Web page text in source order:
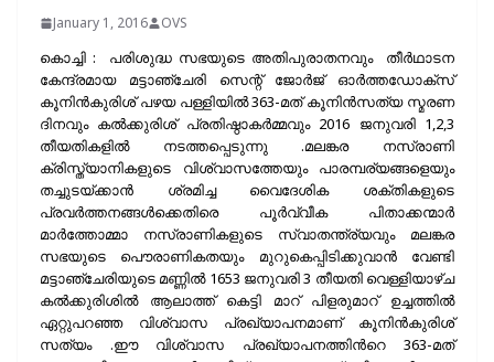
January 1, 2016 OVS
കൊച്ചി : പരിശുദ്ധ സഭയുടെ അതിപുരാതനവും തീര്‍ഥാടന
കേന്ദ്രമായ മട്ടാഞ്ചേരി സെന്റ് ജോര്‍ജ് ഓര്‍ത്തഡോക്സ്
കൂനിന്‍കുരിശ് പഴയ പള്ളിയില്‍ 363-മത് കൂനിന്‍സത്യ സ്മരണ
ദിനവും കല്‍ക്കുരിശ് പ്രതിഷ്ഠാകര്‍മ്മവും 2016 ജനുവരി 1,2,3
തീയതികളില്‍ നടത്തപ്പെടുന്നു .മലങ്കര നസ്രാണി
ക്രിസ്ത്യാനികളുടെ വിശ്വാസത്തേയും പാരമ്പര്യങ്ങളെയും
തച്ചുടയ്ക്കാന്‍ ശ്രമിച്ച വൈദേശിക ശക്തികളുടെ
പ്രവര്‍ത്തനങ്ങള്‍ക്കെതിരെ പൂര്‍വ്വീക പിതാക്കന്മാര്‍
മാര്‍ത്തോമ്മാ നസ്രാണികളുടെ സ്വാതന്ത്ര്യവും മലങ്കര
സഭയുടെ പൌരാണികതയും മുറുകെപ്പിടിക്കുവാന്‍ വേണ്ടി
മട്ടാഞ്ചേരിയുടെ മണ്ണില്‍ 1653 ജനുവരി 3 തീയതി വെള്ളിയാഴ്ച
കല്‍ക്കുരിശില്‍ ആലാത്ത് കെട്ടി മാറ് പിളരുമാറ് ഉച്ചത്തില്‍
ഏറ്റുപറഞ്ഞ വിശ്വാസ പ്രഖ്യാപനമാണ് കൂനിന്‍കുരിശ്
സത്യം .ഈ വിശ്വാസ പ്രഖ്യാപനത്തിന്‍റെ 363-മത്